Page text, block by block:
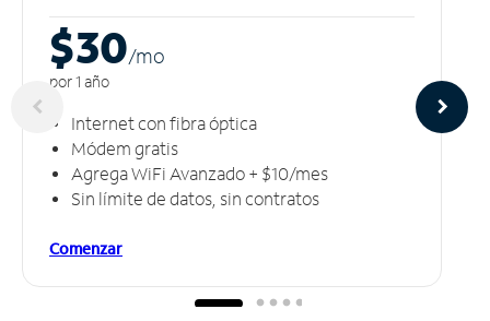
$30/mo
por 1 año
Internet con fibra óptica
Módem gratis
Agrega WiFi Avanzado + $10/mes
Sin límite de datos, sin contratos
Comenzar